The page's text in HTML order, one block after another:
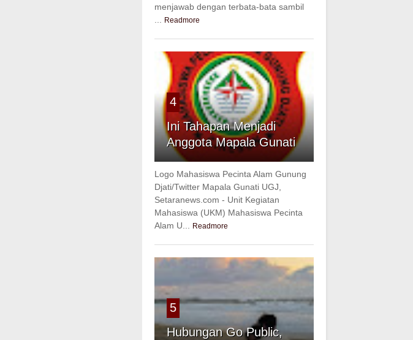
menjawab dengan terbata-bata sambil
Readmore
4
Ini Tahapan Menjadi
Anggota Mapala Gunati
Logo Mahasiswa Pecinta Alam Gunung
Djati/Twitter Mapala Gunati UGJ,
Setaranews.com - Unit Kegiatan
Mahasiswa (UKM) Mahasiswa Pecinta
Alam U...
Readmore
5
Hubungan Go Public,